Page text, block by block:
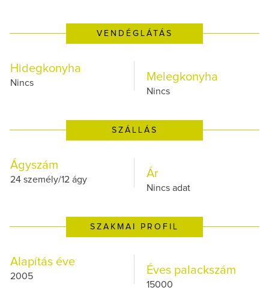
VENDÉGLÁTÁS
Hidegkonyha
Nincs Melegkonyha
Nincs
SZÁLLÁS
Ágyszám
24 személy/12 ágy Ár
Nincs adat
SZAKMAI PROFIL
Alapítás éve
2005 Éves palackszám
15000